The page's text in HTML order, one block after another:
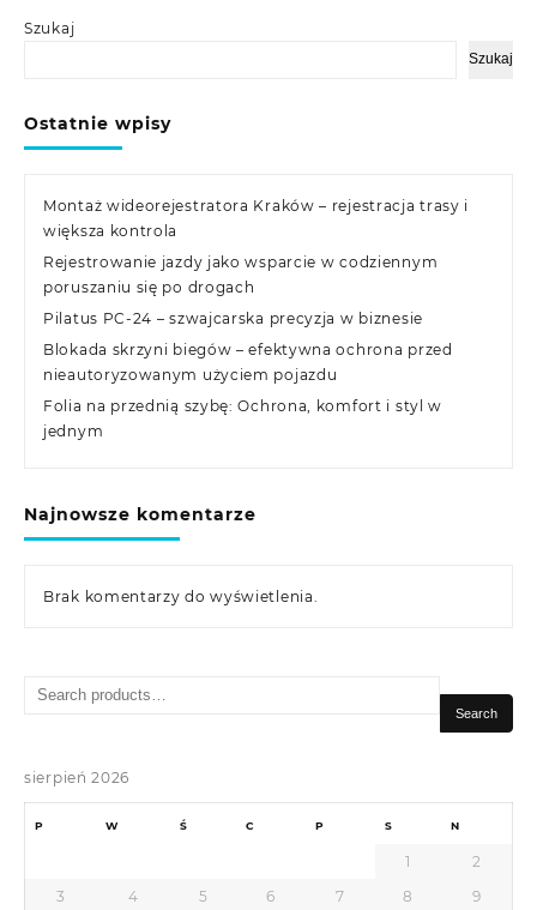
Szukaj
Szukaj
Ostatnie wpisy
Montaż wideorejestratora Kraków – rejestracja trasy i
większa kontrola
Rejestrowanie jazdy jako wsparcie w codziennym
poruszaniu się po drogach
Pilatus PC-24 – szwajcarska precyzja w biznesie
Blokada skrzyni biegów – efektywna ochrona przed
nieautoryzowanym użyciem pojazdu
Folia na przednią szybę: Ochrona, komfort i styl w
jednym
Najnowsze komentarze
Brak komentarzy do wyświetlenia.
Search
Search
sierpień 2026
P W Ś C P S N
1
2
3
4 5 6 7 8 9